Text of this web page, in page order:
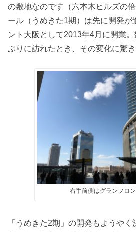
の敷地なのです（六本木ヒルズの
ール（うめきた1期）は先に開発が
ント大阪として2013年4月に開業
ぶりに訪れたとき、その変化に驚き
右手前側はグランフロ
「うめきた2期」の開発もようや